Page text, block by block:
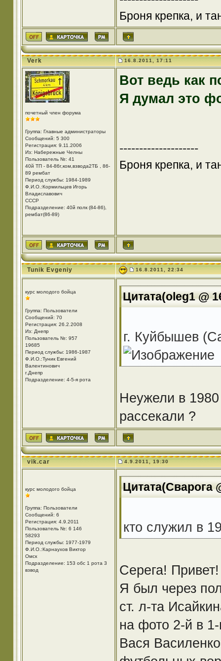
Броня крепка, и
Verk 16.8.2011, 17:11
почетный член форума
Группа: Главные администраторы
Сообщений: 5 300
Регистрация: 9.11.2006
Из: Набережные Челны
Пользователь №: 41
40й ТП - 84-86г,ком,взвода2ТБ , 86-
89 рембат
Период службы: 1984-1989
Ф.И.О.:Кормильцев Игорь
Владиславович
СССР
Подразделение: 40й полк (84-86),
рембат(86-89)
Вот ведь как
Я думал это
--------------------
Броня крепка, и
Tunik Evgeniy 16.8.2011, 22:34
курс молодого бойца
Группа: Пользователи
Сообщений: 70
Регистрация: 26.2.2008
Из: Днепр
Пользователь №: 957
19685
Период службы: 1986-1987
Ф.И.О.:Туник Евгений
Валентинович
г.Днепр
Подразделение: 4-5-я рота
Цитата(oleg1 @
г. Куйбышев
Неужели в
рассекали ?
vik.car 4.9.2011, 19:30
курс молодого бойца
Группа: Пользователи
Сообщений: 6
Регистрация: 4.9.2011
Пользователь №: 6 146
58293
Период службы: 1977-1979
Ф.И.О.:Карнаухов Виктор
Омск
Подразделение: 153 обс 1 рота 3
взвод
Цитата(Сварога
кто служил в
Серега! Привет!
Я был через
ст. л-та
на фото 2-й в
Вася